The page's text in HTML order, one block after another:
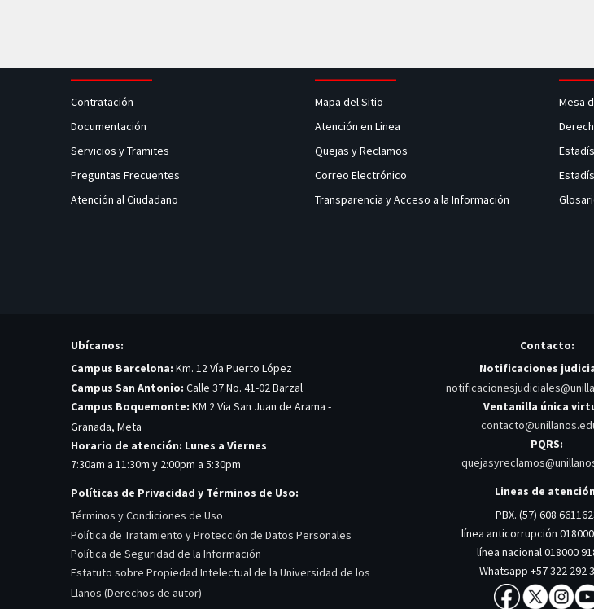
Contratación
Documentación
Servicios y Tramites
Preguntas Frecuentes
Atención al Ciudadano
Mapa del Sitio
Atención en Linea
Quejas y Reclamos
Correo Electrónico
Transparencia y Acceso a la Información
Mesa
Ubícanos:
Campus Barcelona: Km. 12 Vía Puerto López
Campus San Antonio: Calle 37 No. 41-02 Barzal
Campus Boquemonte: KM 2 Via San Juan de Arama -
Granada, Meta
Horario de atención: Lunes a Viernes
7:30am a 11:30m y 2:00pm a 5:30pm
Políticas de Privacidad y Términos de Uso:
Términos y Condiciones de Uso
Política de Tratamiento y Protección de Datos Personales
Política de Seguridad de la Información
Estatuto sobre Propiedad Intelectual de la Universidad de los
Llanos (Derechos de autor)
Contacto:
Notificaciones
Ventanilla única
PQRS:
Lineas de
PBX. (57) 608
línea anticorrupción
línea nacional 018000
Whatsapp +57 322 292